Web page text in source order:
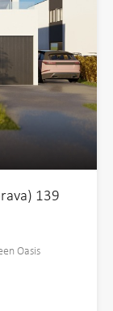
139
Oasis